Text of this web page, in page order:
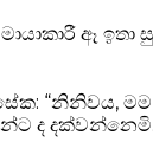
ඈ ඉතා
“නිනිවය,
ද